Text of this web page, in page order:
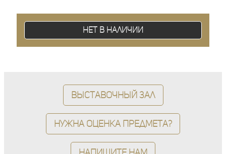
Нет в наличии
Выставочный зал
Нужна оценка предмета?